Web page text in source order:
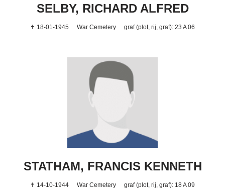
SELBY, RICHARD ALFRED
✝ 18-01-1945 War Cemetery graf (plot, rij, graf): 23 A 06
STATHAM, FRANCIS KENNETH
✝ 14-10-1944 War Cemetery graf (plot, rij, graf): 18 A 09